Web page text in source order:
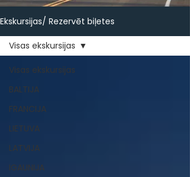
Ekskursijas/ Rezervēt biļetes
Visas ekskursijas
BALTIJA
FRANCIJA
LIETUVA
LATVIJA
IGAUNIJA
Visas ekskursijas